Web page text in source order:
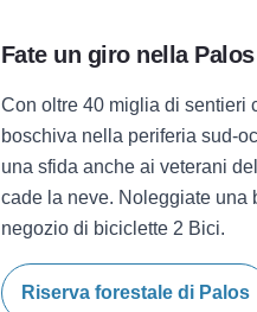
Fate un giro nella
Con oltre 40 miglia di sentieri
boschiva nella periferia sud-
una sfida anche ai veterani
cade la neve. Noleggiate una
negozio di biciclette 2 Bici.
Riserva forestale di Palos